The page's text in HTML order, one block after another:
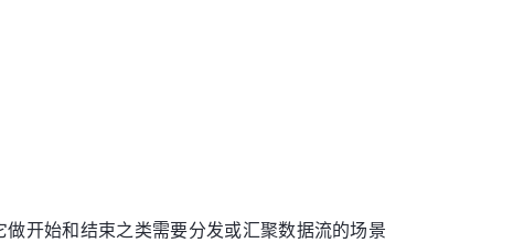
开始和结束之类需要分发或汇聚数据流的场景